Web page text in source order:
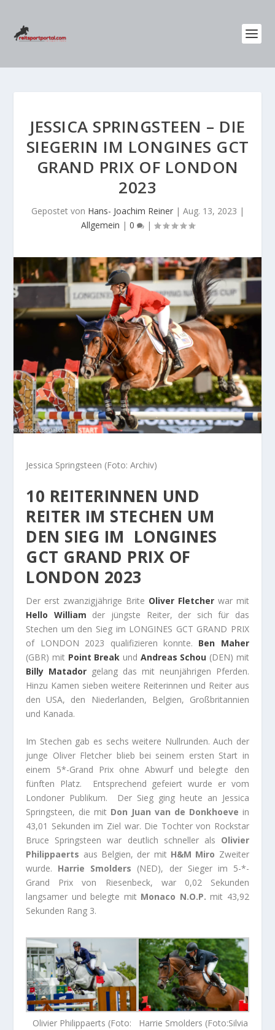
JESSICA SPRINGSTEEN – DIE
SIEGERIN IM LONGINES GCT
GRAND PRIX OF LONDON
2023
Gepostet von Hans- Joachim Reiner| Aug. 13, 2023 |
Allgemein | 0 |
Jessica Springsteen (Foto: Archiv)
10 REITERINNEN UND
REITER IM STECHEN UM
DEN SIEG IM LONGINES
GCT GRAND PRIX OF
LONDON 2023
Der erst zwanzigjährige Brite Oliver Fletcher war mit
Hello William der jüngste Reiter, der sich für das
Stechen um den Sieg im LONGINES GCT GRAND PRIX
of LONDON 2023 qualifizieren konnte. Ben Maher
(GBR) mit Point Break und Andreas Schou (DEN) mit
Billy Matador gelang das mit neunjährigen Pferden.
Hinzu Kamen sieben weitere Reiterinnen und Reiter aus
den USA, den Niederlanden, Belgien, Großbritannien
und Kanada.
Im Stechen gab es sechs weitere Nullrunden. Auch der
junge Oliver Fletcher blieb bei seinem ersten Start in
einem 5*-Grand Prix ohne Abwurf und belegte den
fünften Platz. Entsprechend gefeiert wurde er vom
Londoner Publikum. Der Sieg ging heute an Jessica
Springsteen, die mit Don Juan van de Donkhoeve in
43,01 Sekunden im Ziel war. Die Tochter von Rockstar
Bruce Springsteen war deutlich schneller als Olivier
Philippaerts aus Belgien, der mit H&M Miro Zweiter
wurde. Harrie Smolders (NED), der Sieger im 5-*-
Grand Prix von Riesenbeck, war 0,02 Sekunden
langsamer und belegte mit Monaco N.O.P. mit 43,92
Sekunden Rang 3.
Olivier Philippaerts (Foto:
Harrie Smolders (Foto:Silvia